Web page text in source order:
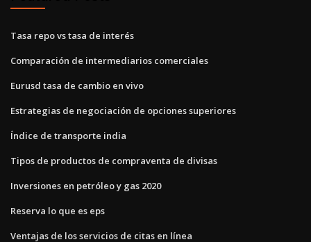
Tasa repo vs tasa de interés
Comparación de intermediarios comerciales
Eurusd tasa de cambio en vivo
Estrategias de negociación de opciones superiores
Índice de transporte india
Tipos de productos de compraventa de divisas
Inversiones en petróleo y gas 2020
Reserva lo que es eps
Ventajas de los servicios de citas en línea